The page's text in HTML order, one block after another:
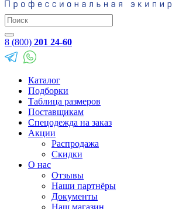
8 (800) 201 24-60
Каталог
Подборки
Таблица размеров
Поставщикам
Спецодежда на заказ
Акции
Распродажа
Скидки
О нас
Отзывы
Наши партнёры
Документы
Наш магазин